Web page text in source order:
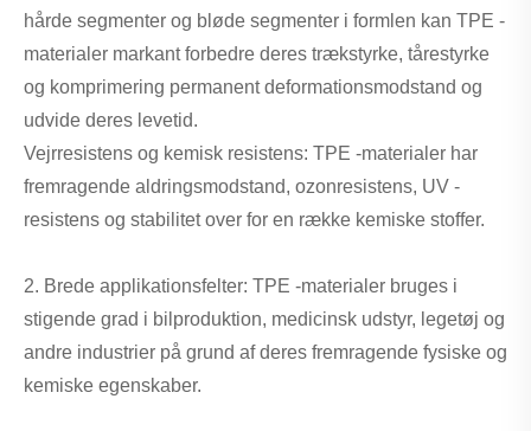
hårde segmenter og bløde segmenter i formlen kan TPE -
materialer markant forbedre deres trækstyrke, tårestyrke
og komprimering permanent deformationsmodstand og
udvide deres levetid.
Vejrresistens og kemisk resistens: TPE -materialer har
fremragende aldringsmodstand, ozonresistens, UV -
resistens og stabilitet over for en række kemiske stoffer.
2. Brede applikationsfelter: TPE -materialer bruges i
stigende grad i bilproduktion, medicinsk udstyr, legetøj og
andre industrier på grund af deres fremragende fysiske og
kemiske egenskaber.